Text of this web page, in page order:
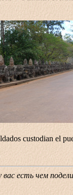
custodian el
вас есть чем